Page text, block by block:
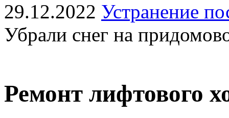
29.12.2022 Устранение
Убрали снег на
Ремонт лифтового